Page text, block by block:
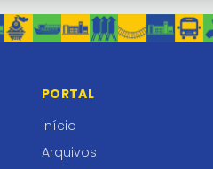
PORTAL
Início
Arquivos